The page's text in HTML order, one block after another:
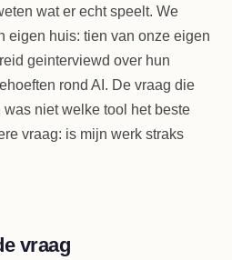
wat er echt speelt. We
eigen huis: tien van onze eigen
geinterviewd over hun
rond AI. De vraag die
was niet welke tool het beste
vraag: is mijn werk straks
vraag